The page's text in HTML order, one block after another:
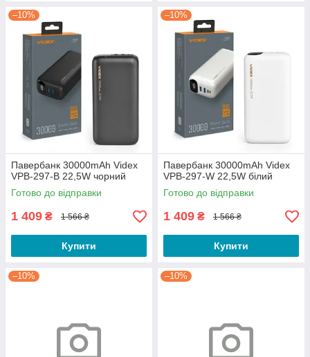
–10%
Павербанк 30000mAh Videx
VPB-297-B 22,5W чорний
Готово до відправки
1 409 ₴ 1 566 ₴
Купити
–10%
Павербанк 30000mAh Videx
VPB-297-W 22,5W білий
Готово до відправки
1 409 ₴ 1 566 ₴
Купити
–10% –10%